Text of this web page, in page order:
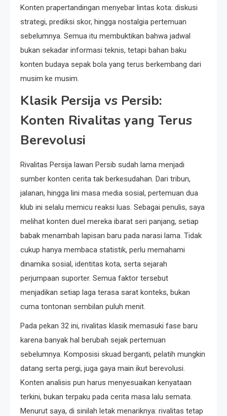
Konten prapertandingan menyebar lintas kota: diskusi
strategi, prediksi skor, hingga nostalgia pertemuan
sebelumnya. Semua itu membuktikan bahwa jadwal
bukan sekadar informasi teknis, tetapi bahan baku
konten budaya sepak bola yang terus berkembang dari
musim ke musim.
Klasik Persija vs Persib:
Konten Rivalitas yang Terus
Berevolusi
Rivalitas Persija lawan Persib sudah lama menjadi
sumber konten cerita tak berkesudahan. Dari tribun,
jalanan, hingga lini masa media sosial, pertemuan dua
klub ini selalu memicu reaksi luas. Sebagai penulis, saya
melihat konten duel mereka ibarat seri panjang, setiap
babak menambah lapisan baru pada narasi lama. Tidak
cukup hanya membaca statistik, perlu memahami
dinamika sosial, identitas kota, serta sejarah
perjumpaan suporter. Semua faktor tersebut
menjadikan setiap laga terasa sarat konteks, bukan
cuma tontonan sembilan puluh menit.
Pada pekan 32 ini, rivalitas klasik memasuki fase baru
karena banyak hal berubah sejak pertemuan
sebelumnya. Komposisi skuad berganti, pelatih mungkin
datang serta pergi, juga gaya main ikut berevolusi.
Konten analisis pun harus menyesuaikan kenyataan
terkini, bukan terpaku pada cerita masa lalu semata.
Menurut saya, di sinilah letak menariknya: rivalitas tetap